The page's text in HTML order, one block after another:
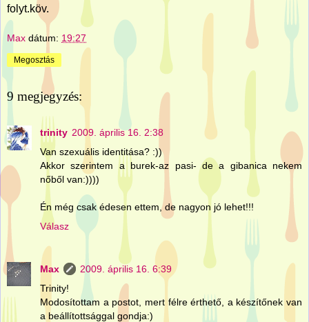
folyt.köv.
Max dátum: 19:27
Megosztás
9 megjegyzés:
trinity 2009. április 16. 2:38
Van szexuális identitása? :))
Akkor szerintem a burek-az pasi- de a gibanica nekem
nőből van:))))
Én még csak édesen ettem, de nagyon jó lehet!!!
Válasz
Max
2009. április 16. 6:39
Trinity!
Modosítottam a postot, mert félre érthető, a készítőnek van
a beállítottsággal gondja:)